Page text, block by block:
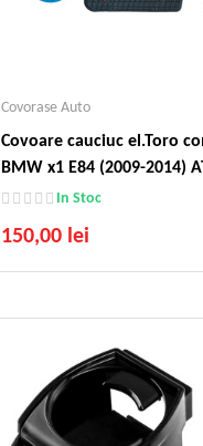
Covorase Auto
Covoare cauciuc el.Toro
BMW x1 E84 (2009-2014)
In Stoc
150,00 lei